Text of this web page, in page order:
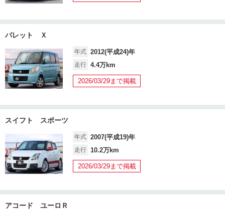
パレット Ｘ
年式 2012(平成24)年
走行 4.4万km
2026/03/29まで掲載
スイフト スポーツ
年式 2007(平成19)年
走行 10.2万km
2026/03/29まで掲載
アコード ユーロＲ